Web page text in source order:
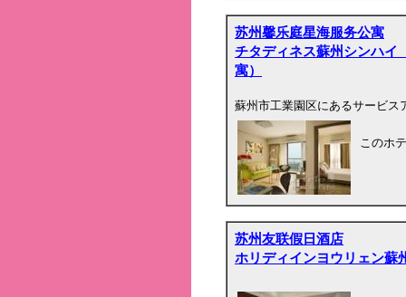
苏州馨乐庭星海服务公寓
チタディネス蘇州シンハイ
寓）
蘇州市工業園区にあるサービス
このホ
苏州友联假日酒店
ホリディインヨウリェン蘇